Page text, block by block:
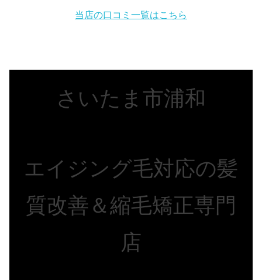
当店の口コミ一覧はこちら
さいたま市浦和
エイジング毛対応の髪
質改善＆縮毛矯正専門
店